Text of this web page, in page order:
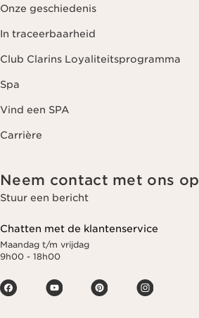
Onze geschiedenis
In traceerbaarheid
Club Clarins Loyaliteitsprogramma
Spa
Vind een SPA
Carrière
Neem contact met ons op
Stuur een bericht
Chatten met de klantenservice
Maandag t/m vrijdag
9h00 - 18h00